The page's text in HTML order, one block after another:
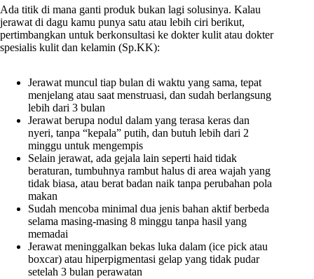
Ada titik di mana ganti produk bukan lagi solusinya. Kalau
jerawat di dagu kamu punya satu atau lebih ciri berikut,
pertimbangkan untuk berkonsultasi ke dokter kulit atau dokter
spesialis kulit dan kelamin (Sp.KK):
Jerawat muncul tiap bulan di waktu yang sama, tepat
menjelang atau saat menstruasi, dan sudah berlangsung
lebih dari 3 bulan
Jerawat berupa nodul dalam yang terasa keras dan
nyeri, tanpa “kepala” putih, dan butuh lebih dari 2
minggu untuk mengempis
Selain jerawat, ada gejala lain seperti haid tidak
beraturan, tumbuhnya rambut halus di area wajah yang
tidak biasa, atau berat badan naik tanpa perubahan pola
makan
Sudah mencoba minimal dua jenis bahan aktif berbeda
selama masing-masing 8 minggu tanpa hasil yang
memadai
Jerawat meninggalkan bekas luka dalam (ice pick atau
boxcar) atau hiperpigmentasi gelap yang tidak pudar
setelah 3 bulan perawatan